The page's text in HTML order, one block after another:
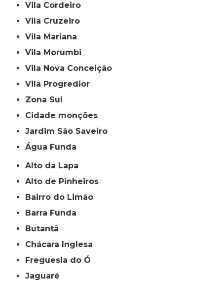
Vila Cordeiro
Vila Cruzeiro
Vila Mariana
Vila Morumbi
Vila Nova Conceição
Vila Progredior
Zona Sul
cidade monções
jardim São Saveiro
Água Funda
Alto da Lapa
Alto de Pinheiros
Bairro do Limão
Barra Funda
Butantã
Chácara Inglesa
Freguesia do Ó
Jaguaré